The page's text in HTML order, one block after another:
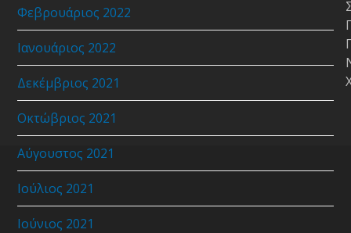
Φεβρουάριος 2022
Ιανουάριος 2022
Δεκέμβριος 2021
Οκτώβριος 2021
Αύγουστος 2021
Ιούλιος 2021
Ιούνιος 2021